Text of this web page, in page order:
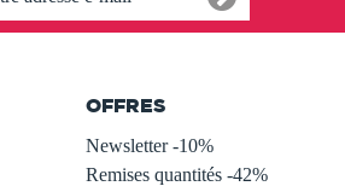
OFFRES
Newsletter -10%
Remises quantités -42%